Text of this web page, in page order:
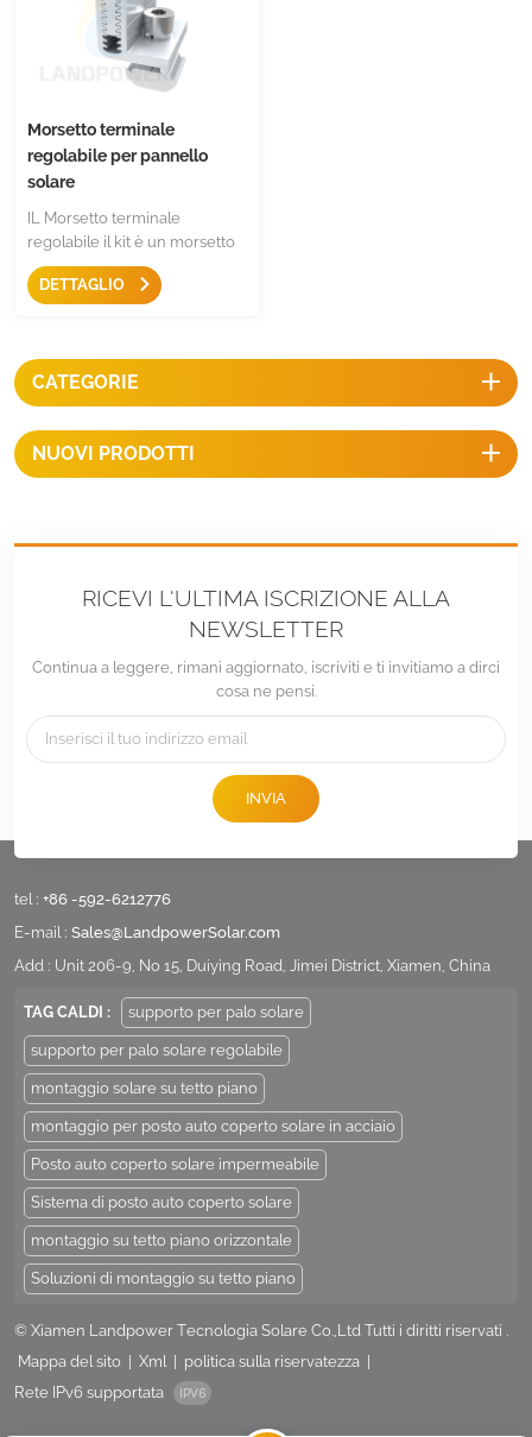
Morsetto terminale
regolabile per pannello
solare
IL Morsetto terminale
regolabile il kit è un morsetto
universale per pannello solare
da 30-50 mm, può essere
inossidabile 304, prezzi
competitivi, facile da tenere in
stock.
DETTAGLIO
CATEGORIE
NUOVI PRODOTTI
RICEVI L'ULTIMA ISCRIZIONE ALLA
NEWSLETTER
Continua a leggere, rimani aggiornato, iscriviti e ti invitiamo a dirci
cosa ne pensi.
INVIA
tel : +86 -592-6212776
E-mail : Sales@LandpowerSolar.com
Add : Unit 206-9, No 15, Duiying Road, Jimei District, Xiamen, China
TAG CALDI : supporto per palo solare
supporto per palo solare regolabile
montaggio solare su tetto piano
montaggio per posto auto coperto solare in acciaio
Posto auto coperto solare impermeabile
Sistema di posto auto coperto solare
montaggio su tetto piano orizzontale
Soluzioni di montaggio su tetto piano
© Xiamen Landpower Tecnologia Solare Co.,Ltd Tutti i diritti riservati .
Mappa del sito
Xml politica sulla riservatezza
Rete IPv6 supportata